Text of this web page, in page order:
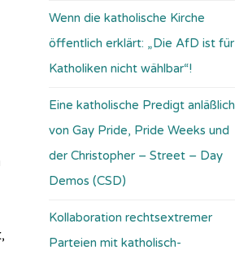
Wenn die katholische Kirche
öffentlich erklärt: „Die AfD ist für
Katholiken nicht wählbar“!
Eine katholische Predigt anläßlich
von Gay Pride, Pride Weeks und
der Christopher – Street – Day
Demos (CSD)
Kollaboration rechtsextremer
Parteien mit katholisch-